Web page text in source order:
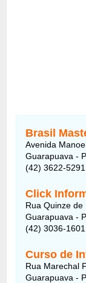
Brasil
Avenida
Guarapuava -
(42) 3622-5291
Click
Rua Quinze
Guarapuava -
(42) 3036-1601
Curso de
Rua Marechal
Guarapuava -